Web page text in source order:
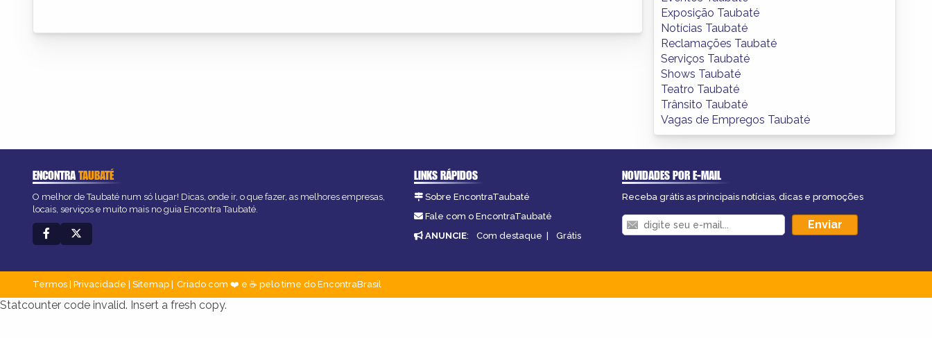
Exposição Taubaté
Notícias Taubaté
Reclamações Taubaté
Serviços Taubaté
Shows Taubaté
Teatro Taubaté
Trânsito Taubaté
Vagas de Empregos Taubaté
ENCONTRATAUBATÉ
O melhor de Taubaté num só lugar! Dicas, onde ir, o que fazer, as melhores empresas,
locais, serviços e muito mais no guia Encontra Taubaté.
LINKS RÁPIDOS
Sobre EncontraTaubaté
Fale com o EncontraTaubaté
ANUNCIE: Com destaque | Grátis
NOVIDADES POR E-MAIL
Receba grátis as principais notícias, dicas e promoções
Termos Privacidade Sitemap Criado com ❤️ e ☕ pelo time do EncontraBrasil
Statcounter code invalid. Insert a fresh copy.